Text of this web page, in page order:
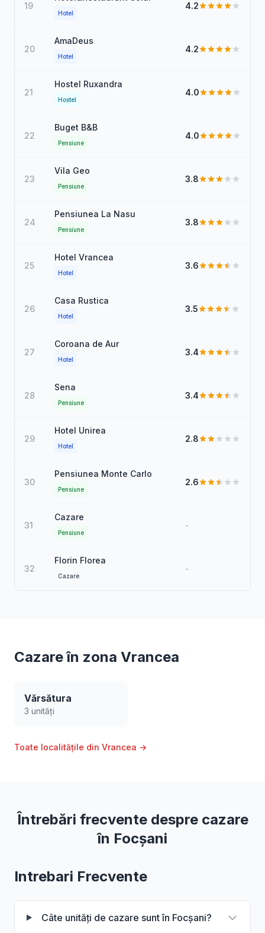
19
Hotel
4.2
20
AmaDeus
Hotel
4.2
21
Hostel Ruxandra
Hostel
4.0
22
Buget B&B
Pensiune
4.0
23
Vila Geo
Pensiune
3.8
24
Pensiunea La Nasu
Pensiune
3.8
25
Hotel Vrancea
Hotel
3.6
26
Casa Rustica
Hotel
3.5
27
Coroana de Aur
Hotel
3.4
28
Sena
Pensiune
3.4
29
Hotel Unirea
Hotel
2.8
30
Pensiunea Monte Carlo
Pensiune
2.6
31
Cazare
Pensiune
-
32
Florin Florea
Cazare
-
Cazare în zona Vrancea
Vărsătura
3 unități
Toate localitățile din Vrancea →
Întrebări frecvente despre cazare
în Focșani
Intrebari Frecvente
Câte unități de cazare sunt în Focșani?